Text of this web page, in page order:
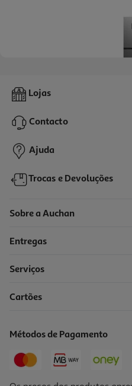
Frigorífico Combinado Qilive
499,99 €
Lojas
Contacto
Ajuda
Trocas e Devoluções
Sobre a Auchan
Entregas
Serviços
Cartões
Métodos de Pagamento